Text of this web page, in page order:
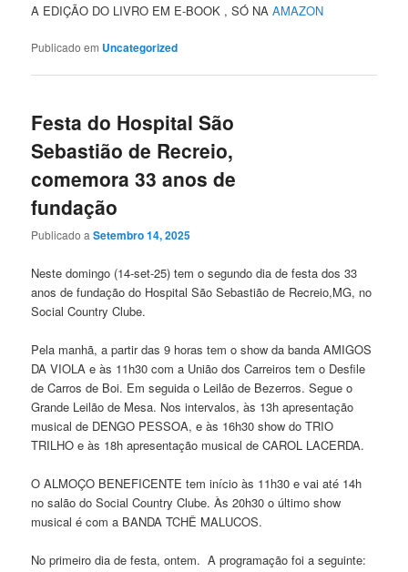
A EDIÇÃO DO LIVRO EM E-BOOK , SÓ NAAMAZON
Publicado em Uncategorized
Festa do Hospital São
Sebastião de Recreio,
comemora 33 anos de
fundação
Publicado aSetembro 14, 2025
Neste domingo (14-set-25) tem o segundo dia de festa dos 33
anos de fundação do Hospital São Sebastião de Recreio,MG, no
Social Country Clube.
Pela manhã, a partir das 9 horas tem o show da banda AMIGOS
DA VIOLA e às 11h30 com a União dos Carreiros tem o Desfile
de Carros de Boi. Em seguida o Leilão de Bezerros. Segue o
Grande Leilão de Mesa. Nos intervalos, às 13h apresentação
musical de DENGO PESSOA, e às 16h30 show do TRIO
TRILHO e às 18h apresentação musical de CAROL LACERDA.
O ALMOÇO BENEFICENTE tem início às 11h30 e vai até 14h
no salão do Social Country Clube. Às 20h30 o último show
musical é com a BANDA TCHÊ MALUCOS.
No primeiro dia de festa, ontem. A programação foi a seguinte: